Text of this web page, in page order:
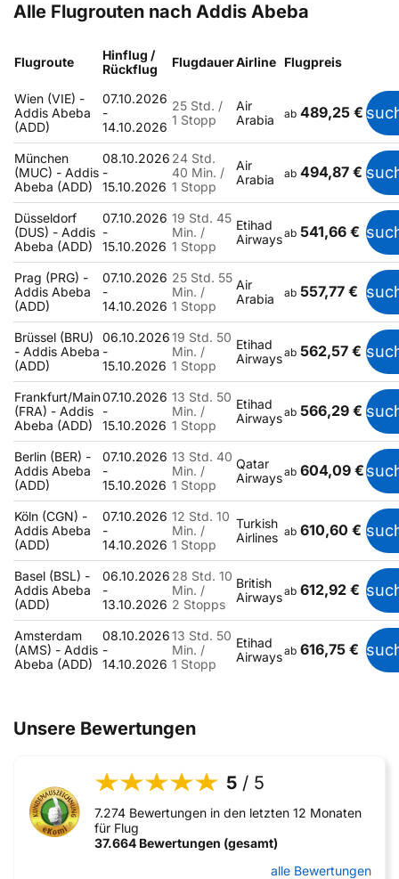
Alle Flugrouten nach Addis Abeba
Flugroute
Hinflug /
Rückflug
FlugdauerAirline Flugpreis
Wien (VIE) -
Addis Abeba
(ADD)
07.10.2026
-
14.10.2026
25 Std. /
1 Stopp
Air
Arabia
ab 489,25 €
München
(MUC) - Addis
Abeba (ADD)
08.10.2026
-
15.10.2026
24 Std.
40 Min. /
1 Stopp
Air
Arabia
ab 494,87 €
Düsseldorf
(DUS) - Addis
Abeba (ADD)
07.10.2026
-
15.10.2026
19 Std. 45
Min. /
1 Stopp
Etihad
Airwaysab 541,66 €
Prag (PRG) -
Addis Abeba
(ADD)
07.10.2026
-
14.10.2026
25 Std. 55
Min. /
1 Stopp
Air
Arabia
ab 557,77 €
Brüssel (BRU)
- Addis Abeba
(ADD)
06.10.2026
-
15.10.2026
19 Std. 50
Min. /
1 Stopp
Etihad
Airwaysab 562,57 €
Frankfurt/Main
(FRA) - Addis
Abeba (ADD)
07.10.2026
-
15.10.2026
13 Std. 50
Min. /
1 Stopp
Etihad
Airwaysab 566,29 €
Berlin (BER) -
Addis Abeba
(ADD)
07.10.2026
-
15.10.2026
13 Std. 40
Min. /
1 Stopp
Qatar
Airwaysab 604,09 €
Köln (CGN) -
Addis Abeba
(ADD)
07.10.2026
-
14.10.2026
12 Std. 10
Min. /
1 Stopp
Turkish
Airlines ab 610,60 €
Basel (BSL) -
Addis Abeba
(ADD)
06.10.2026
-
13.10.2026
28 Std. 10
Min. /
2 Stopps
British
Airwaysab 612,92 €
Amsterdam
(AMS) - Addis
Abeba (ADD)
08.10.2026
-
14.10.2026
13 Std. 50
Min. /
1 Stopp
Etihad
Airwaysab 616,75 €
Unsere Bewertungen
5 / 5
7.274 Bewertungen in den letzten 12 Monaten
für Flug
37.664 Bewertungen (gesamt)
alle Bewertungen